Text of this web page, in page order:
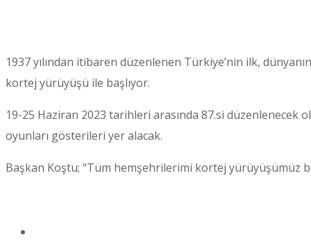
1937 yılından itibaren düzenlenen Türkiye’nin ilk,
kortej yürüyüşü ile başlıyor.
19-25 Haziran 2023 tarihleri arasında 87.si
oyunları gösterileri yer alacak.
Başkan Koştu; “Tüm hemşehrilerimi kortej yürüyüşümüz